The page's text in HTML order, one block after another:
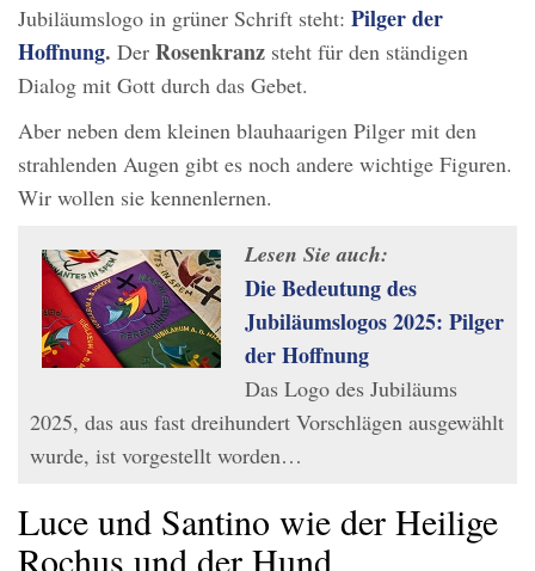
Jubiläumslogo in grüner Schrift steht: Pilger der
Hoffnung. Der Rosenkranz steht für den ständigen
Dialog mit Gott durch das Gebet.
Aber neben dem kleinen blauhaarigen Pilger mit den
strahlenden Augen gibt es noch andere wichtige Figuren.
Wir wollen sie kennenlernen.
Lesen Sie auch:
Die Bedeutung des
Jubiläumslogos 2025: Pilger
der Hoffnung
Das Logo des Jubiläums
2025, das aus fast dreihundert Vorschlägen ausgewählt
wurde, ist vorgestellt worden…
Luce und Santino wie der Heilige
Rochus und der Hund